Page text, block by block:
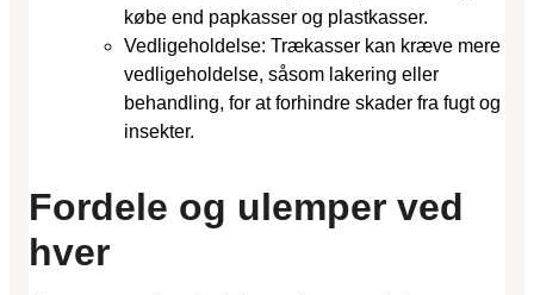
købe end papkasser og plastkasser.
Vedligeholdelse: Trækasser kan kræve mere
vedligeholdelse, såsom lakering eller
behandling, for at forhindre skader fra fugt og
insekter.
Fordele og ulemper ved
hver